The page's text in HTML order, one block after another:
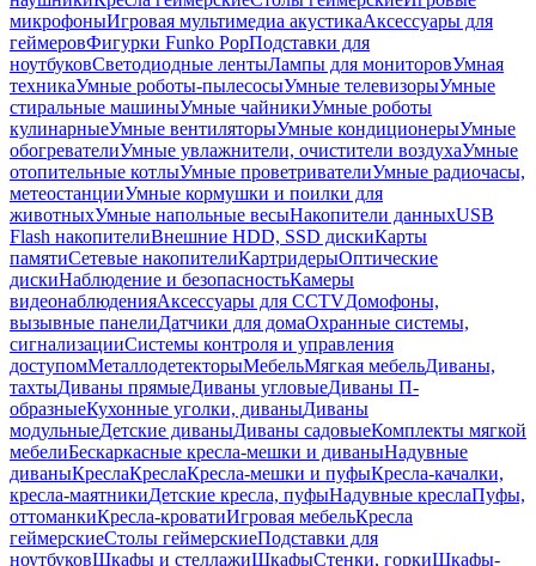
микрофоныИгровая мультимедиа акустикаАксессуары для
геймеровФигурки Funko PopПодставки для
ноутбуковСветодиодные лентыЛампы для мониторовУмная
техникаУмные роботы-пылесосыУмные телевизорыУмные
стиральные машиныУмные чайникиУмные роботы
кулинарныеУмные вентиляторыУмные кондиционерыУмные
обогревателиУмные увлажнители, очистители воздухаУмные
отопительные котлыУмные проветривателиУмные радиочасы,
метеостанцииУмные кормушки и поилки для
животныхУмные напольные весыНакопители данныхUSB
Flash накопителиВнешние HDD, SSD дискиКарты
памятиСетевые накопителиКартридерыОптические
дискиНаблюдение и безопасностьКамеры
видеонаблюденияАксессуары для CCTVДомофоны,
вызывные панелиДатчики для домаОхранные системы,
сигнализацииСистемы контроля и управления
доступомМеталлодетекторыМебельМягкая мебельДиваны,
тахтыДиваны прямыеДиваны угловыеДиваны П-
образныеКухонные уголки, диваныДиваны
модульныеДетские диваныДиваны садовыеКомплекты мягкой
мебелиБескаркасные кресла-мешки и диваныНадувные
диваныКреслаКреслаКресла-мешки и пуфыКресла-качалки,
кресла-маятникиДетские кресла, пуфыНадувные креслаПуфы,
оттоманкиКресла-кроватиИгровая мебельКресла
геймерскиеСтолы геймерскиеПодставки для
ноутбуковШкафы и стеллажиШкафыСтенки, горкиШкафы-